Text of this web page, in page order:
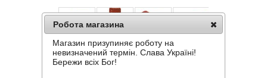
НАДУВНОЙ КОВРИК PINGUIN WAVE L
Робота магазина
Магазин призупиняє роботу на
невизначений термін. Слава Україні!
Бережи всіх Бог!